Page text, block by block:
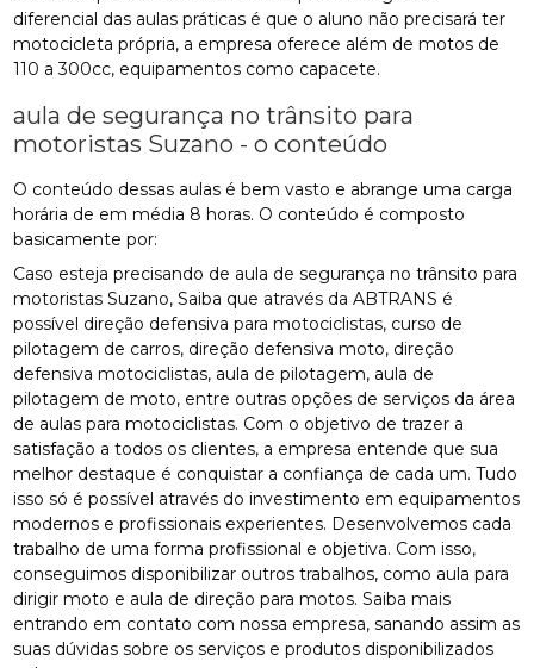
diferencial das aulas práticas é que o aluno não precisará ter
motocicleta própria, a empresa oferece além de motos de
110 a 300cc, equipamentos como capacete.
aula de segurança no trânsito para
motoristas Suzano - o conteúdo
O conteúdo dessas aulas é bem vasto e abrange uma carga
horária de em média 8 horas. O conteúdo é composto
basicamente por:
Caso esteja precisando de aula de segurança no trânsito para
motoristas Suzano, Saiba que através da ABTRANS é
possível direção defensiva para motociclistas, curso de
pilotagem de carros, direção defensiva moto, direção
defensiva motociclistas, aula de pilotagem, aula de
pilotagem de moto, entre outras opções de serviços da área
de aulas para motociclistas. Com o objetivo de trazer a
satisfação a todos os clientes, a empresa entende que sua
melhor destaque é conquistar a confiança de cada um. Tudo
isso só é possível através do investimento em equipamentos
modernos e profissionais experientes. Desenvolvemos cada
trabalho de uma forma profissional e objetiva. Com isso,
conseguimos disponibilizar outros trabalhos, como aula para
dirigir moto e aula de direção para motos. Saiba mais
entrando em contato com nossa empresa, sanando assim as
suas dúvidas sobre os serviços e produtos disponibilizados